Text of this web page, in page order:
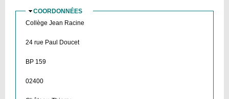
MASQUER
COORDONNÉES
Collège Jean Racine
24 rue Paul Doucet
BP 159
02400